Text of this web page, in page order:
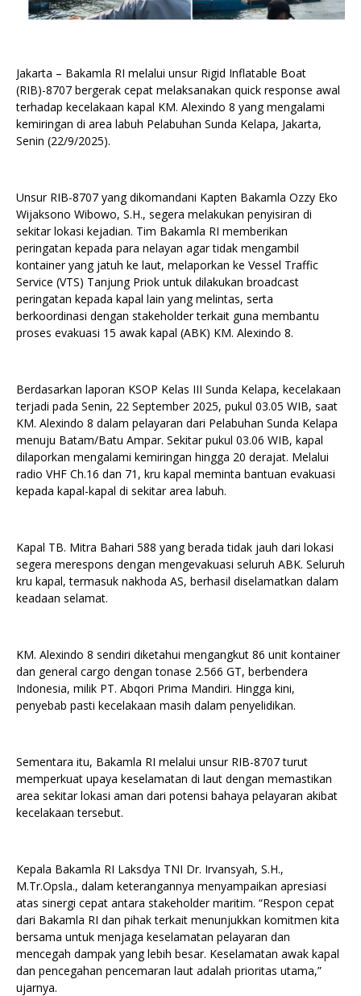
Jakarta – Bakamla RI melalui unsur Rigid Inflatable Boat
(RIB)-8707 bergerak cepat melaksanakan quick response awal
terhadap kecelakaan kapal KM. Alexindo 8 yang mengalami
kemiringan di area labuh Pelabuhan Sunda Kelapa, Jakarta,
Senin (22/9/2025).
Unsur RIB-8707 yang dikomandani Kapten Bakamla Ozzy Eko
Wijaksono Wibowo, S.H., segera melakukan penyisiran di
sekitar lokasi kejadian. Tim Bakamla RI memberikan
peringatan kepada para nelayan agar tidak mengambil
kontainer yang jatuh ke laut, melaporkan ke Vessel Traffic
Service (VTS) Tanjung Priok untuk dilakukan broadcast
peringatan kepada kapal lain yang melintas, serta
berkoordinasi dengan stakeholder terkait guna membantu
proses evakuasi 15 awak kapal (ABK) KM. Alexindo 8.
Berdasarkan laporan KSOP Kelas III Sunda Kelapa, kecelakaan
terjadi pada Senin, 22 September 2025, pukul 03.05 WIB, saat
KM. Alexindo 8 dalam pelayaran dari Pelabuhan Sunda Kelapa
menuju Batam/Batu Ampar. Sekitar pukul 03.06 WIB, kapal
dilaporkan mengalami kemiringan hingga 20 derajat. Melalui
radio VHF Ch.16 dan 71, kru kapal meminta bantuan evakuasi
kepada kapal-kapal di sekitar area labuh.
Kapal TB. Mitra Bahari 588 yang berada tidak jauh dari lokasi
segera merespons dengan mengevakuasi seluruh ABK. Seluruh
kru kapal, termasuk nakhoda AS, berhasil diselamatkan dalam
keadaan selamat.
KM. Alexindo 8 sendiri diketahui mengangkut 86 unit kontainer
dan general cargo dengan tonase 2.566 GT, berbendera
Indonesia, milik PT. Abqori Prima Mandiri. Hingga kini,
penyebab pasti kecelakaan masih dalam penyelidikan.
Sementara itu, Bakamla RI melalui unsur RIB-8707 turut
memperkuat upaya keselamatan di laut dengan memastikan
area sekitar lokasi aman dari potensi bahaya pelayaran akibat
kecelakaan tersebut.
Kepala Bakamla RI Laksdya TNI Dr. Irvansyah, S.H.,
M.Tr.Opsla., dalam keterangannya menyampaikan apresiasi
atas sinergi cepat antara stakeholder maritim. “Respon cepat
dari Bakamla RI dan pihak terkait menunjukkan komitmen kita
bersama untuk menjaga keselamatan pelayaran dan
mencegah dampak yang lebih besar. Keselamatan awak kapal
dan pencegahan pencemaran laut adalah prioritas utama,”
ujarnya.